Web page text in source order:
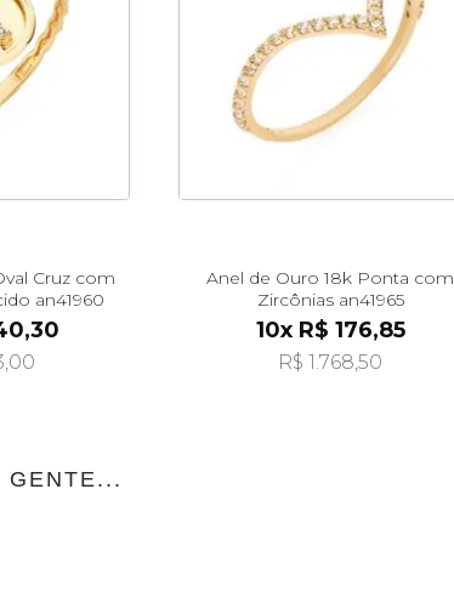
Cruz com
an41960
Anel de Ouro 18k Ponta com
Zircônias an41965
10x R$ 176,85
R$ 1.768,50
GENTE...